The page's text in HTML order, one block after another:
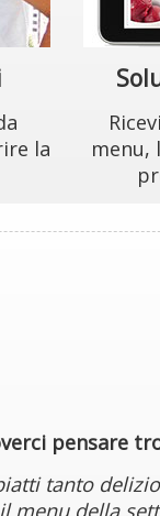
la
menu,
pensare
tanto
menu della